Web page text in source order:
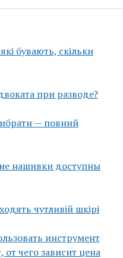
бувають, скільки
при разводе?
— повний
нашивки доступны
чутливій шкірі
инструмент
чего зависит цена